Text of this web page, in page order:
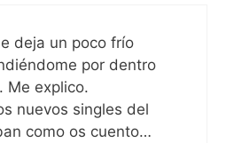
deja un poco frío
por dentro
Me explico.
nuevos singles del
como os cuento…